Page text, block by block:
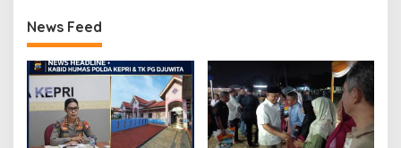
News Feed